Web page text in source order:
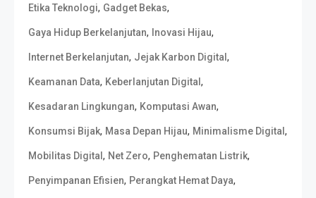
Etika Teknologi, Gadget Bekas,
Gaya Hidup Berkelanjutan, Inovasi Hijau,
Internet Berkelanjutan, Jejak Karbon Digital ,
Keamanan Data, Keberlanjutan Digital ,
Kesadaran Lingkungan, Komputasi Awan,
Konsumsi Bijak, Masa Depan Hijau, Minimalisme Digital ,
Mobilitas Digital , Net Zero, Penghematan Listrik,
Penyimpanan Efisien, Perangkat Hemat Daya,